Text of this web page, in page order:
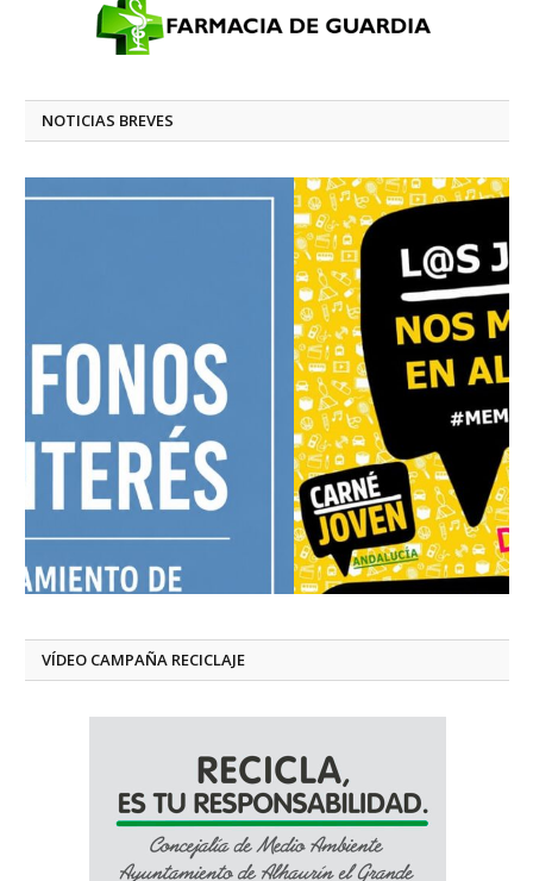
NOTICIAS BREVES
VÍDEO CAMPAÑA RECICLAJE